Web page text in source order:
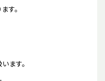
す。
ます。